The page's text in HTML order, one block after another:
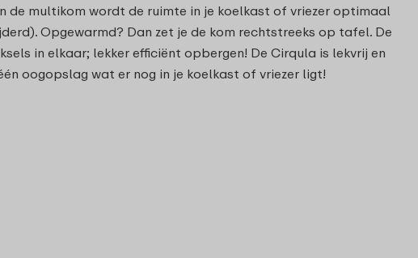
de multikom wordt de ruimte in je koelkast of vriezer optimaal
Opgewarmd? Dan zet je de kom rechtstreeks op tafel. De
in elkaar; lekker efficiënt opbergen! De Cirqula is lekvrij en
oogopslag wat er nog in je koelkast of vriezer ligt!